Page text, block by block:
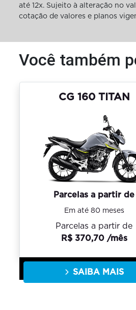
até 12x. Sujeito à alteração no
cotação de valores e planos
Você também
CG 160 TITAN
Parcelas a partir de
Em até 80 meses
Parcelas a partir de
R$ 370,70 /mês
SAIBA MAIS